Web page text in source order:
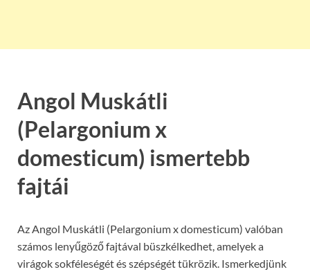
Angol Muskátli
(Pelargonium x
domesticum) ismertebb
fajtái
Az Angol Muskátli (Pelargonium x domesticum) valóban
számos lenyűgöző fajtával büszkélkedhet, amelyek a
virágok sokféleségét és szépségét tükrözik. Ismerkedjünk